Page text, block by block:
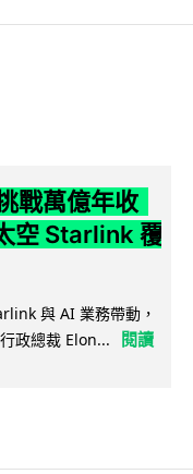
戰萬億年收
空 Starlink 覆
與 AI 業務帶動，
政總裁 Elon...
閱讀